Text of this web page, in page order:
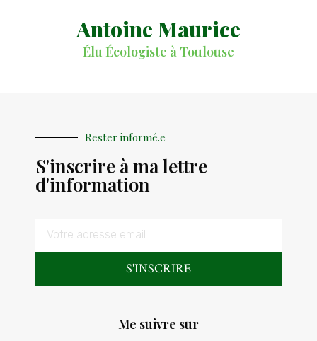
Antoine Maurice
Élu Écologiste à Toulouse
Rester informé.e
S'inscrire à ma lettre
d'information
S'INSCRIRE
Me suivre sur